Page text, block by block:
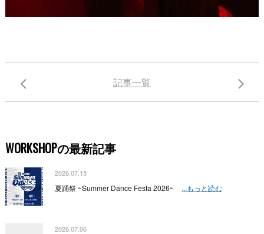
記事一覧
WORKSHOPの最新記事
2026.07.15
夏踊祭 ~Summer Dance Festa 2026~ ...もっと読む
2026.07.06